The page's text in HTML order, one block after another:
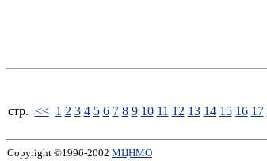
стp. << 1 2 3 4 5 6 7 8 9 10 11 12 13 14 15 16 17
Copyright ©1996-2002 МЦНМО